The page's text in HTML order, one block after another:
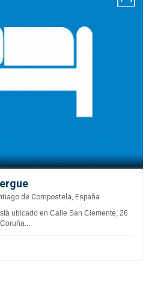
de Compostela, España
ubicado en Calle San Clemente, 26